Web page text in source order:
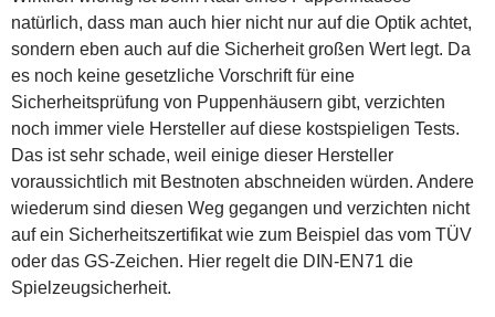
natürlich, dass man auch hier nicht nur auf die Optik achtet,
sondern eben auch auf die Sicherheit großen Wert legt. Da
es noch keine gesetzliche Vorschrift für eine
Sicherheitsprüfung von Puppenhäusern gibt, verzichten
noch immer viele Hersteller auf diese kostspieligen Tests.
Das ist sehr schade, weil einige dieser Hersteller
voraussichtlich mit Bestnoten abschneiden würden. Andere
wiederum sind diesen Weg gegangen und verzichten nicht
auf ein Sicherheitszertifikat wie zum Beispiel das vom TÜV
oder das GS-Zeichen. Hier regelt die DIN-EN71 die
Spielzeugsicherheit.